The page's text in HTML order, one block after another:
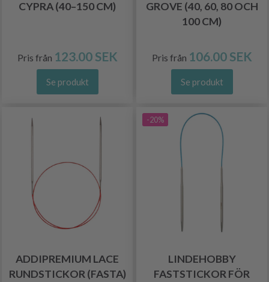
CYPRA (40–150 CM)
Pris från 123.00 SEK
Se produkt
GROVE (40, 60, 80 OCH
100 CM)
Pris från 106.00 SEK
Se produkt
ADDIPREMIUM LACE
RUNDSTICKOR (FASTA)
-20%
LINDEHOBBY
FASTSTICKOR FÖR